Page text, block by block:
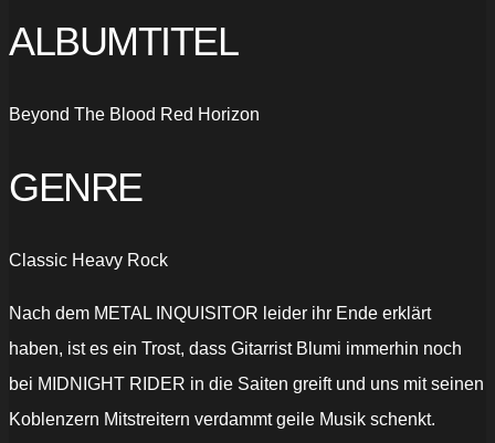
ALBUMTITEL
Beyond The Blood Red Horizon
GENRE
Classic Heavy Rock
Nach dem METAL INQUISITOR leider ihr Ende erklärt
haben, ist es ein Trost, dass Gitarrist Blumi immerhin noch
bei MIDNIGHT RIDER in die Saiten greift und uns mit seinen
Koblenzern Mitstreitern verdammt geile Musik schenkt.